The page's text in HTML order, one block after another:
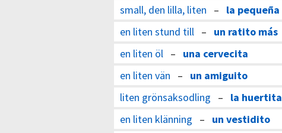
small, den lilla, liten – la pequeña
en liten stund till – un ratito más
en liten öl – una cervecita
en liten vän – un amiguito
liten grönsaksodling – la huertita
en liten klänning – un vestidito